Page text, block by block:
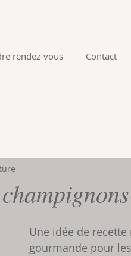
rendez-vous Contact
Une idée de
gourmande pour